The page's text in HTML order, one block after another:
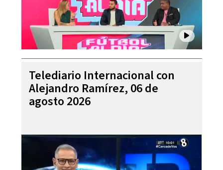
Telediario Internacional con
Alejandro Ramírez, 06 de
agosto 2026